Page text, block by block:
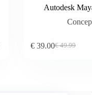
Autodesk
€49.99
Original
€39.00Current